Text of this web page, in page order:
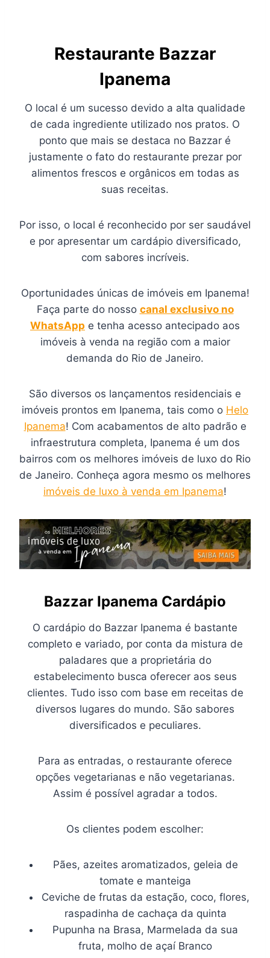
Restaurante Bazzar
Ipanema
O local é um sucesso devido a alta qualidade
de cada ingrediente utilizado nos pratos. O
ponto que mais se destaca no Bazzar é
justamente o fato do restaurante prezar por
alimentos frescos e orgânicos em todas as
suas receitas.
Por isso, o local é reconhecido por ser saudável
e por apresentar um cardápio diversificado,
com sabores incríveis.
Oportunidades únicas de imóveis em Ipanema!
Faça parte do nosso canal exclusivo no
WhatsApp e tenha acesso antecipado aos
imóveis à venda na região com a maior
demanda do Rio de Janeiro.
São diversos os lançamentos residenciais e
imóveis prontos em Ipanema, tais como o Helo
Ipanema! Com acabamentos de alto padrão e
infraestrutura completa, Ipanema é um dos
bairros com os melhores imóveis de luxo do Rio
de Janeiro. Conheça agora mesmo os melhores
imóveis de luxo à venda em Ipanema!
Bazzar Ipanema Cardápio
O cardápio do Bazzar Ipanema é bastante
completo e variado, por conta da mistura de
paladares que a proprietária do
estabelecimento busca oferecer aos seus
clientes. Tudo isso com base em receitas de
diversos lugares do mundo. São sabores
diversificados e peculiares.
Para as entradas, o restaurante oferece
opções vegetarianas e não vegetarianas.
Assim é possível agradar a todos.
Os clientes podem escolher:
Pães, azeites aromatizados, geleia de
tomate e manteiga
Ceviche de frutas da estação, coco, flores,
raspadinha de cachaça da quinta
Pupunha na Brasa, Marmelada da sua
fruta, molho de açaí Branco